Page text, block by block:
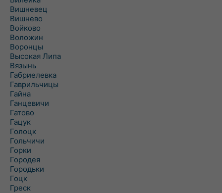
Вишневец
Вишнево
Войково
Воложин
Воронцы
Высокая Липа
Вязынь
Габриелевка
Гаврильчицы
Гайна
Ганцевичи
Гатово
Гацук
Голоцк
Гольчичи
Горки
Городея
Городьки
Гоцк
Греск